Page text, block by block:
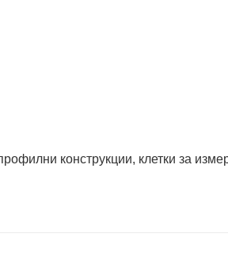
конструкции, клетки за